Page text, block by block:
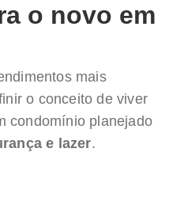
o novo em
mais
o conceito de viver
condomínio planejado
e lazer.